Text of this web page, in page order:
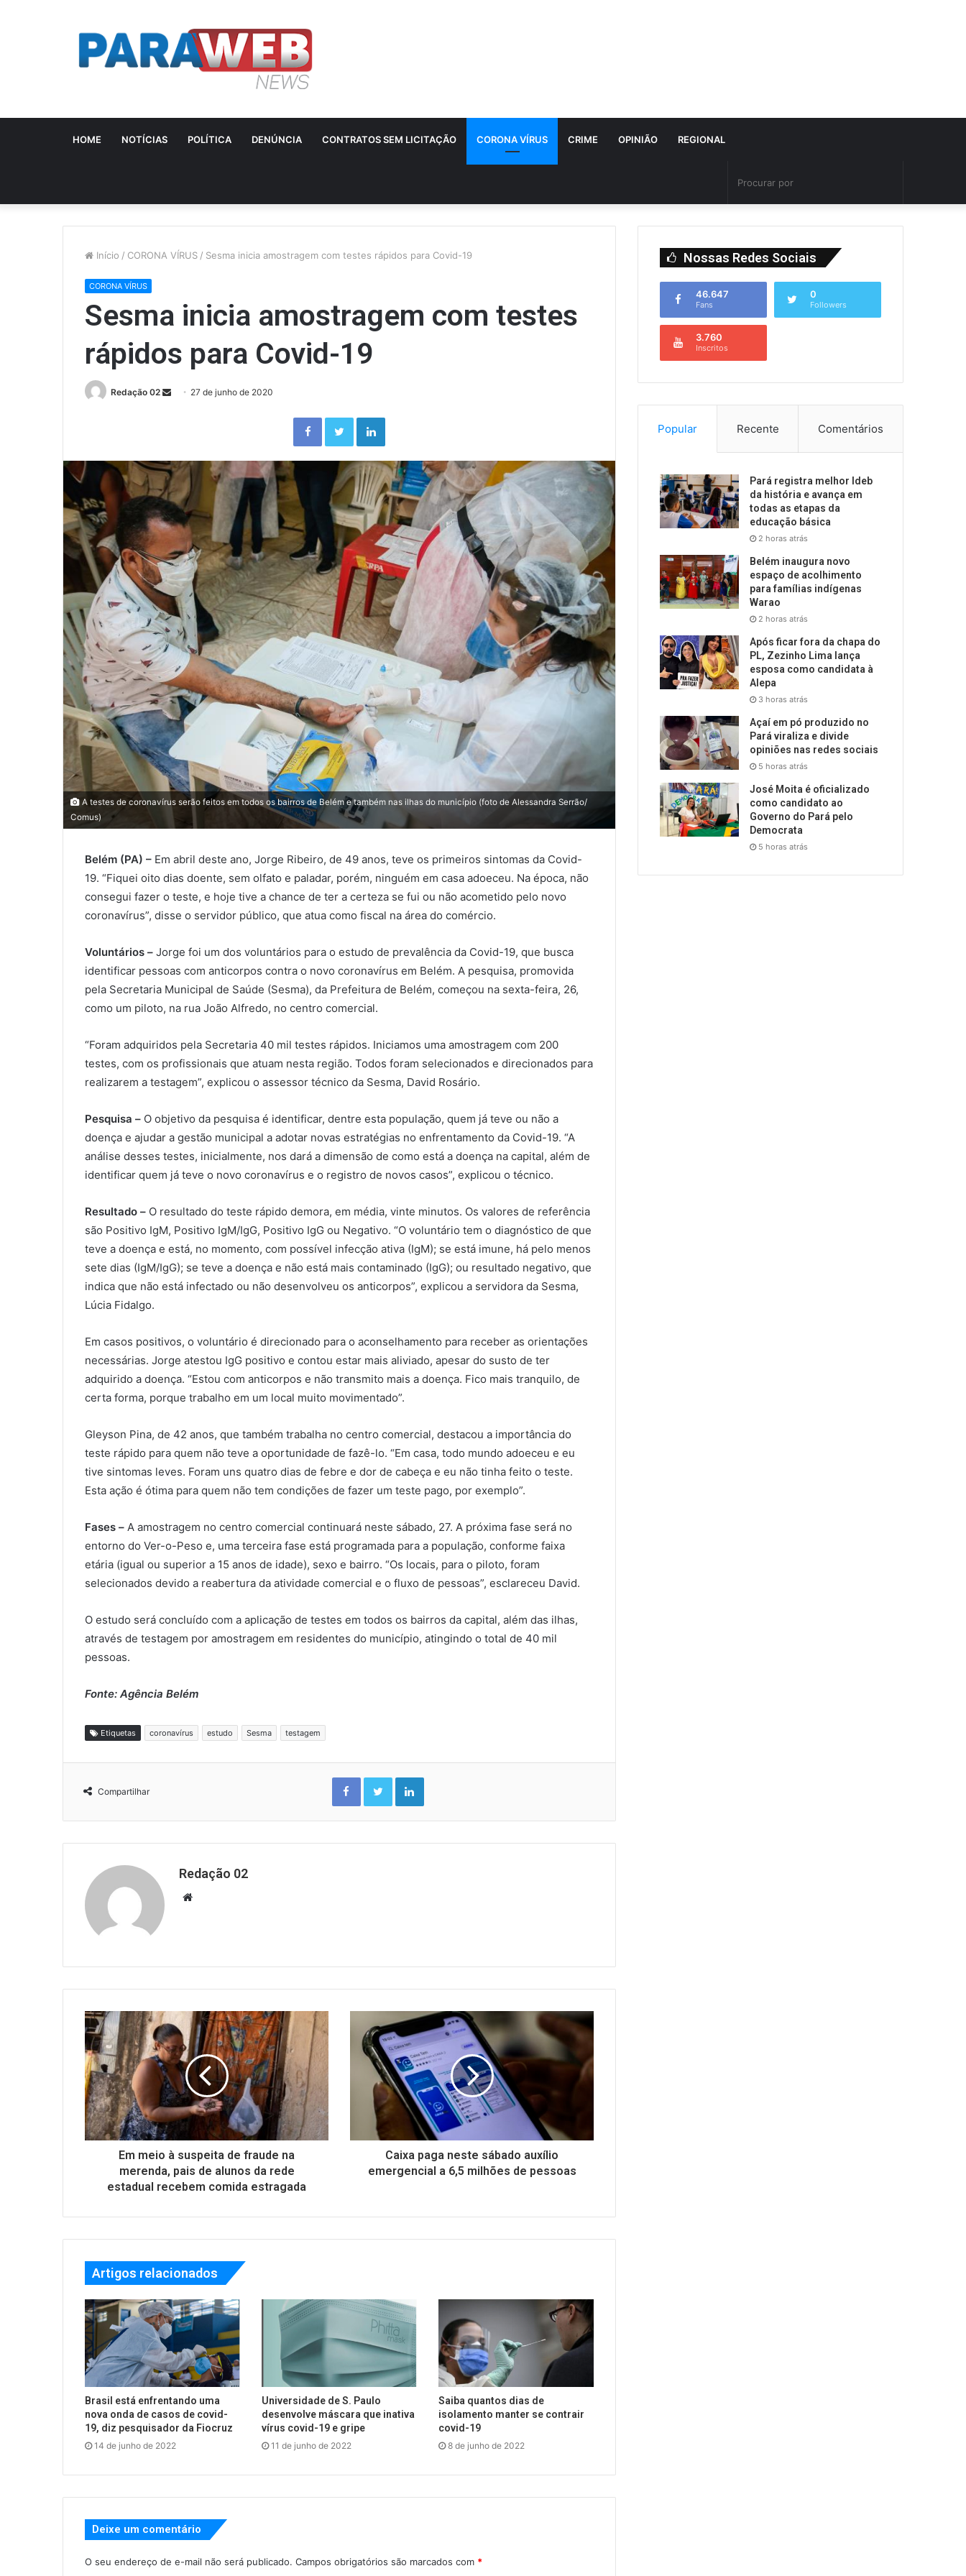
HOME NOTÍCIAS POLÍTICA DENÚNCIA CONTRATOS SEM LICITAÇÃO CORONA VÍRUS CRIME OPINIÃO REGIONAL
Início / CORONA VÍRUS / Sesma inicia amostragem com testes rápidos para Covid-19
CORONA VÍRUS
Sesma inicia amostragem com testes
rápidos para Covid-19
Redação 02
Send 27 de junho de 2020
FacebookTwitterLinkedin
A testes de coronavírus serão feitos em todos os bairros de Belém e também nas ilhas do município (foto de Alessandra Serrão/
Comus)
Belém (PA) – Em abril deste ano, Jorge Ribeiro, de 49 anos, teve os primeiros sintomas da Covid-
19. “Fiquei oito dias doente, sem olfato e paladar, porém, ninguém em casa adoeceu. Na época, não
consegui fazer o teste, e hoje tive a chance de ter a certeza se fui ou não acometido pelo novo
coronavírus”, disse o servidor público, que atua como fiscal na área do comércio.
Voluntários – Jorge foi um dos voluntários para o estudo de prevalência da Covid-19, que busca
identificar pessoas com anticorpos contra o novo coronavírus em Belém. A pesquisa, promovida
pela Secretaria Municipal de Saúde (Sesma), da Prefeitura de Belém, começou na sexta-feira, 26,
como um piloto, na rua João Alfredo, no centro comercial.
“Foram adquiridos pela Secretaria 40 mil testes rápidos. Iniciamos uma amostragem com 200
testes, com os profissionais que atuam nesta região. Todos foram selecionados e direcionados para
realizarem a testagem”, explicou o assessor técnico da Sesma, David Rosário.
Pesquisa – O objetivo da pesquisa é identificar, dentre esta população, quem já teve ou não a
doença e ajudar a gestão municipal a adotar novas estratégias no enfrentamento da Covid-19. “A
análise desses testes, inicialmente, nos dará a dimensão de como está a doença na capital, além de
identificar quem já teve o novo coronavírus e o registro de novos casos”, explicou o técnico.
Resultado – O resultado do teste rápido demora, em média, vinte minutos. Os valores de referência
são Positivo IgM, Positivo IgM/IgG, Positivo IgG ou Negativo. “O voluntário tem o diagnóstico de que
teve a doença e está, no momento, com possível infecção ativa (IgM); se está imune, há pelo menos
sete dias (IgM/IgG); se teve a doença e não está mais contaminado (IgG); ou resultado negativo, que
indica que não está infectado ou não desenvolveu os anticorpos”, explicou a servidora da Sesma,
Lúcia Fidalgo.
Em casos positivos, o voluntário é direcionado para o aconselhamento para receber as orientações
necessárias. Jorge atestou IgG positivo e contou estar mais aliviado, apesar do susto de ter
adquirido a doença. “Estou com anticorpos e não transmito mais a doença. Fico mais tranquilo, de
certa forma, porque trabalho em um local muito movimentado”.
Gleyson Pina, de 42 anos, que também trabalha no centro comercial, destacou a importância do
teste rápido para quem não teve a oportunidade de fazê-lo. “Em casa, todo mundo adoeceu e eu
tive sintomas leves. Foram uns quatro dias de febre e dor de cabeça e eu não tinha feito o teste.
Esta ação é ótima para quem não tem condições de fazer um teste pago, por exemplo”.
Fases – A amostragem no centro comercial continuará neste sábado, 27. A próxima fase será no
entorno do Ver-o-Peso e, uma terceira fase está programada para a população, conforme faixa
etária (igual ou superior a 15 anos de idade), sexo e bairro. “Os locais, para o piloto, foram
selecionados devido a reabertura da atividade comercial e o fluxo de pessoas”, esclareceu David.
O estudo será concluído com a aplicação de testes em todos os bairros da capital, além das ilhas,
através de testagem por amostragem em residentes do município, atingindo o total de 40 mil
pessoas.
Fonte: Agência Belém
Etiquetas coronavírus estudo Sesma testagem
Compartilhar
FacebookTwitterLinkedin
Redação 02
Website
Em meio à suspeita de fraude na
merenda, pais de alunos da rede
estadual recebem comida estragada
Caixa paga neste sábado auxílio
emergencial a 6,5 milhões de pessoas
Artigos relacionados
Brasil está enfrentando uma
nova onda de casos de covid-
19, diz pesquisador da Fiocruz
14 de junho de 2022
Universidade de S. Paulo
desenvolve máscara que inativa
vírus covid-19 e gripe
11 de junho de 2022
Saiba quantos dias de
isolamento manter se contrair
covid-19
8 de junho de 2022
Deixe um comentário
O seu endereço de e-mail não será publicado. Campos obrigatórios são marcados com *
Nossas Redes Sociais
46.647
Fans
0
Followers
3.760
Inscritos
Popular Recente Comentários
Pará registra melhor Ideb
da história e avança em
todas as etapas da
educação básica
2 horas atrás
Belém inaugura novo
espaço de acolhimento
para famílias indígenas
Warao
2 horas atrás
Após ficar fora da chapa do
PL, Zezinho Lima lança
esposa como candidata à
Alepa
3 horas atrás
Açaí em pó produzido no
Pará viraliza e divide
opiniões nas redes sociais
5 horas atrás
José Moita é oficializado
como candidato ao
Governo do Pará pelo
Democrata
5 horas atrás